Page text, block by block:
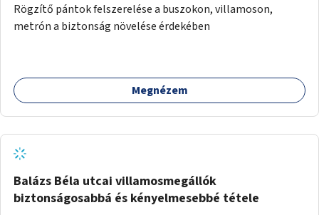
Rögzítő pántok felszerelése a buszokon, villamoson,
metrón a biztonság növelése érdekében
Megnézem
Balázs Béla utcai villamosmegállók
biztonságosabbá és kényelmesebbé tétele